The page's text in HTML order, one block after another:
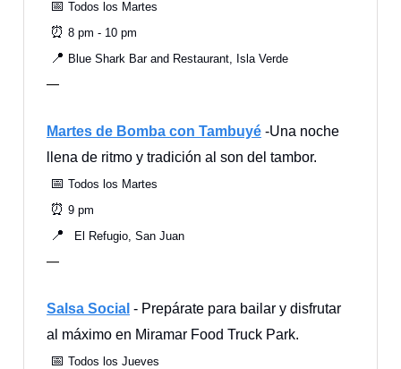
📅 Todos los Martes
⏰ 8 pm - 10 pm
📍 Blue Shark Bar and Restaurant, Isla Verde
—
Martes de Bomba con Tambuyé -Una noche
llena de ritmo y tradición al son del tambor.
📅 Todos los Martes
⏰ 9 pm
📍 El Refugio, San Juan
—
Salsa Social - Prepárate para bailar y disfrutar
al máximo en Miramar Food Truck Park.
📅 Todos los Jueves